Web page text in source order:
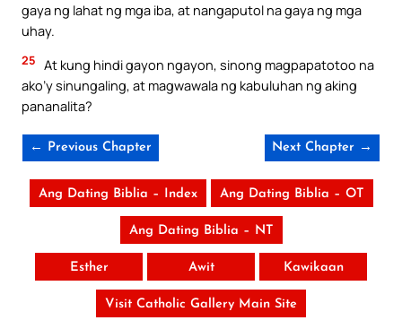
gaya ng lahat ng mga iba, at nangaputol na gaya ng mga
uhay.
25 At kung hindi gayon ngayon, sinong magpapatotoo na
ako’y sinungaling, at magwawala ng kabuluhan ng aking
pananalita?
← Previous Chapter Next Chapter →
Ang Dating Biblia – Index Ang Dating Biblia – OT
Ang Dating Biblia – NT
Esther Awit Kawikaan
Visit Catholic Gallery Main Site